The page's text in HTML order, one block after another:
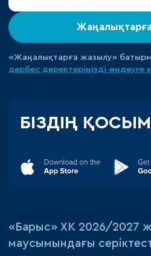
«Жаңалықтарға жазылу»
дербес деректеріңізді өңдеуге
БІЗДІҢ
«‎Барыс»‎ ХК 2026/2027
маусымындағы